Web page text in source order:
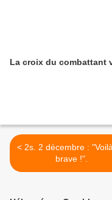
La croix du combattant
< 2s. 2 décembre : "Voilà un
brave !".